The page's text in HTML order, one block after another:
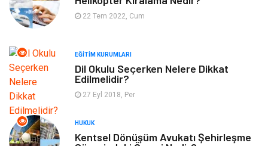
Finans & Ekonomi
Plastik
Tekstil
Hizmet
22 Tem 2022, Cum
EĞITIM KURUMLARI
Dil Okulu Seçerken Nelere Dikkat
Edilmelidir?
27 Eyl 2018, Per
HUKUK
Kentsel Dönüşüm Avukatı Şehirleşme